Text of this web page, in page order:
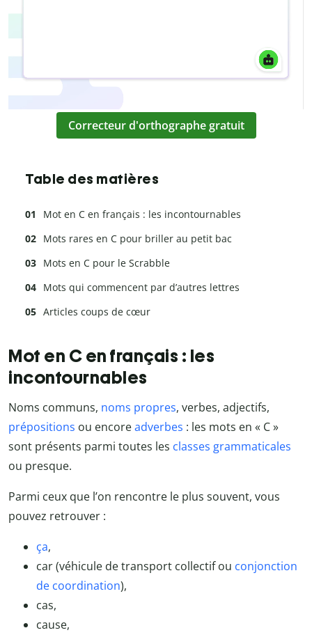
Correcteur d'orthographe gratuit
Table des matières
Mot en C en français : les incontournables
Mots rares en C pour briller au petit bac
Mots en C pour le Scrabble
Mots qui commencent par d’autres lettres
Articles coups de cœur
Mot en C en français : les
incontournables
Noms communs, noms propres, verbes, adjectifs,
prépositions ou encoreadverbes : les mots en « C »
sont présents parmi toutes les classes grammaticales
ou presque.
Parmi ceux que l’on rencontre le plus souvent, vous
pouvez retrouver :
ça,
car (véhicule de transport collectif ou conjonction
de coordination),
cas,
cause,